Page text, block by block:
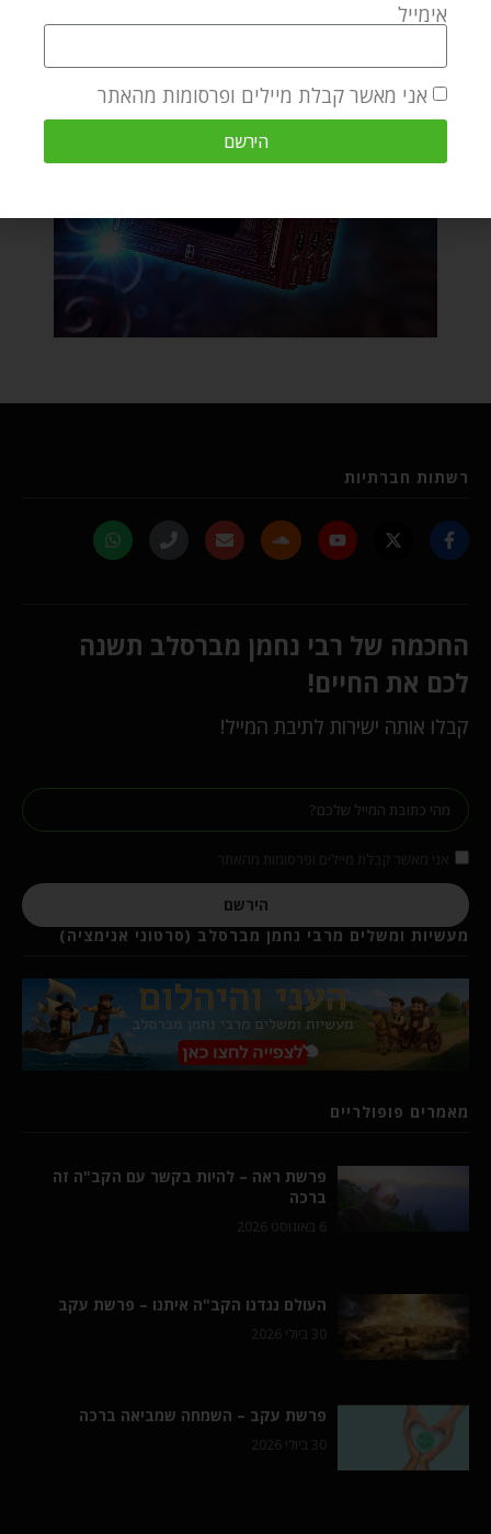
רשתות חברתיות
החכמה של רבי נחמן מברסלב תשנה
לכם את החיים!
קבלו אותה ישירות לתיבת המייל!
הירשם
מעשיות ומשלים מרבי נחמן מברסלב (סרטוני אנימציה)
מאמרים פופולריים
פרשת ראה – להיות בקשר עם הקב"ה זה
ברכה
6 באוגוסט 2026
העולם נגדנו הקב"ה איתנו – פרשת עקב
30 ביולי 2026
פרשת עקב – השמחה שמביאה ברכה
30 ביולי 2026
אימייל
אני מאשר קבלת מיילים ופרסומות מהאתר
הירשם